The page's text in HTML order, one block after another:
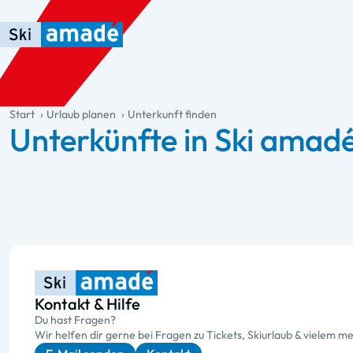
Zum Haupt-Inhalt springen
Springe zur Tabelle
Zur Haupt-Navigation springen
general.table-of-content
Start Urlaub planen Unterkunft finden
Unterkünfte in Ski
Kontakt & Hilfe
Du hast Fragen?
Wir helfen dir gerne bei Fragen zu Tickets, Skiurlaub & vielem